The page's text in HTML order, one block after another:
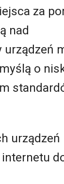
za
nad
urządzeń
o
urządzeń